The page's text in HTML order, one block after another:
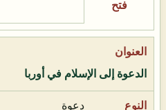
الدعوة إلى الإسلام في أوربا
دعوة